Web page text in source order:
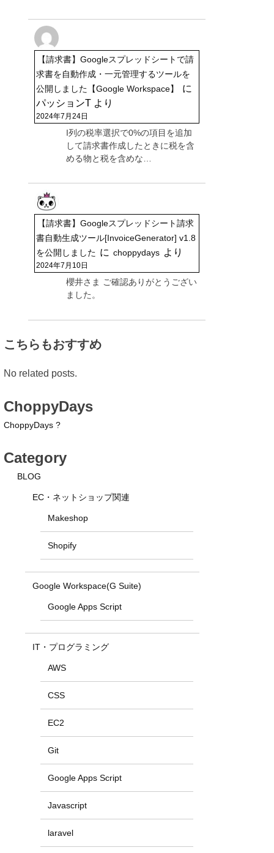
【請求書】Googleスプレッドシートで請
求書を自動作成・一元管理するツールを
公開しました【Google Workspace】
に
パッションT より
2024年7月24日
I列の税率選択で0%の項目を追加
して請求書作成したときに税を含
める物と税を含めな…
【請求書】Googleスプレッドシート請求
書自動生成ツール[InvoiceGenerator] v1.8
を公開しました に choppydays より
2024年7月10日
櫻井さま ご確認ありがとうござい
ました。
こちらもおすすめ
No related posts.
ChoppyDays
ChoppyDays ?
Category
BLOG
EC・ネットショップ関連
Makeshop
Shopify
Google Workspace(G Suite)
Google Apps Script
IT・プログラミング
AWS
CSS
EC2
Git
Google Apps Script
Javascript
laravel